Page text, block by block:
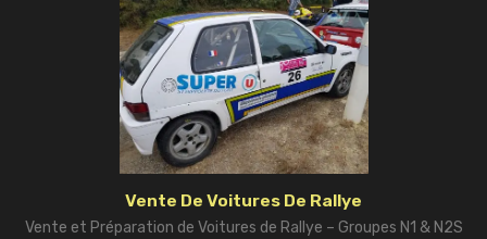
Vente De Voitures De Rallye
Vente et Préparation de Voitures de Rallye – Groupes N1 & N2S